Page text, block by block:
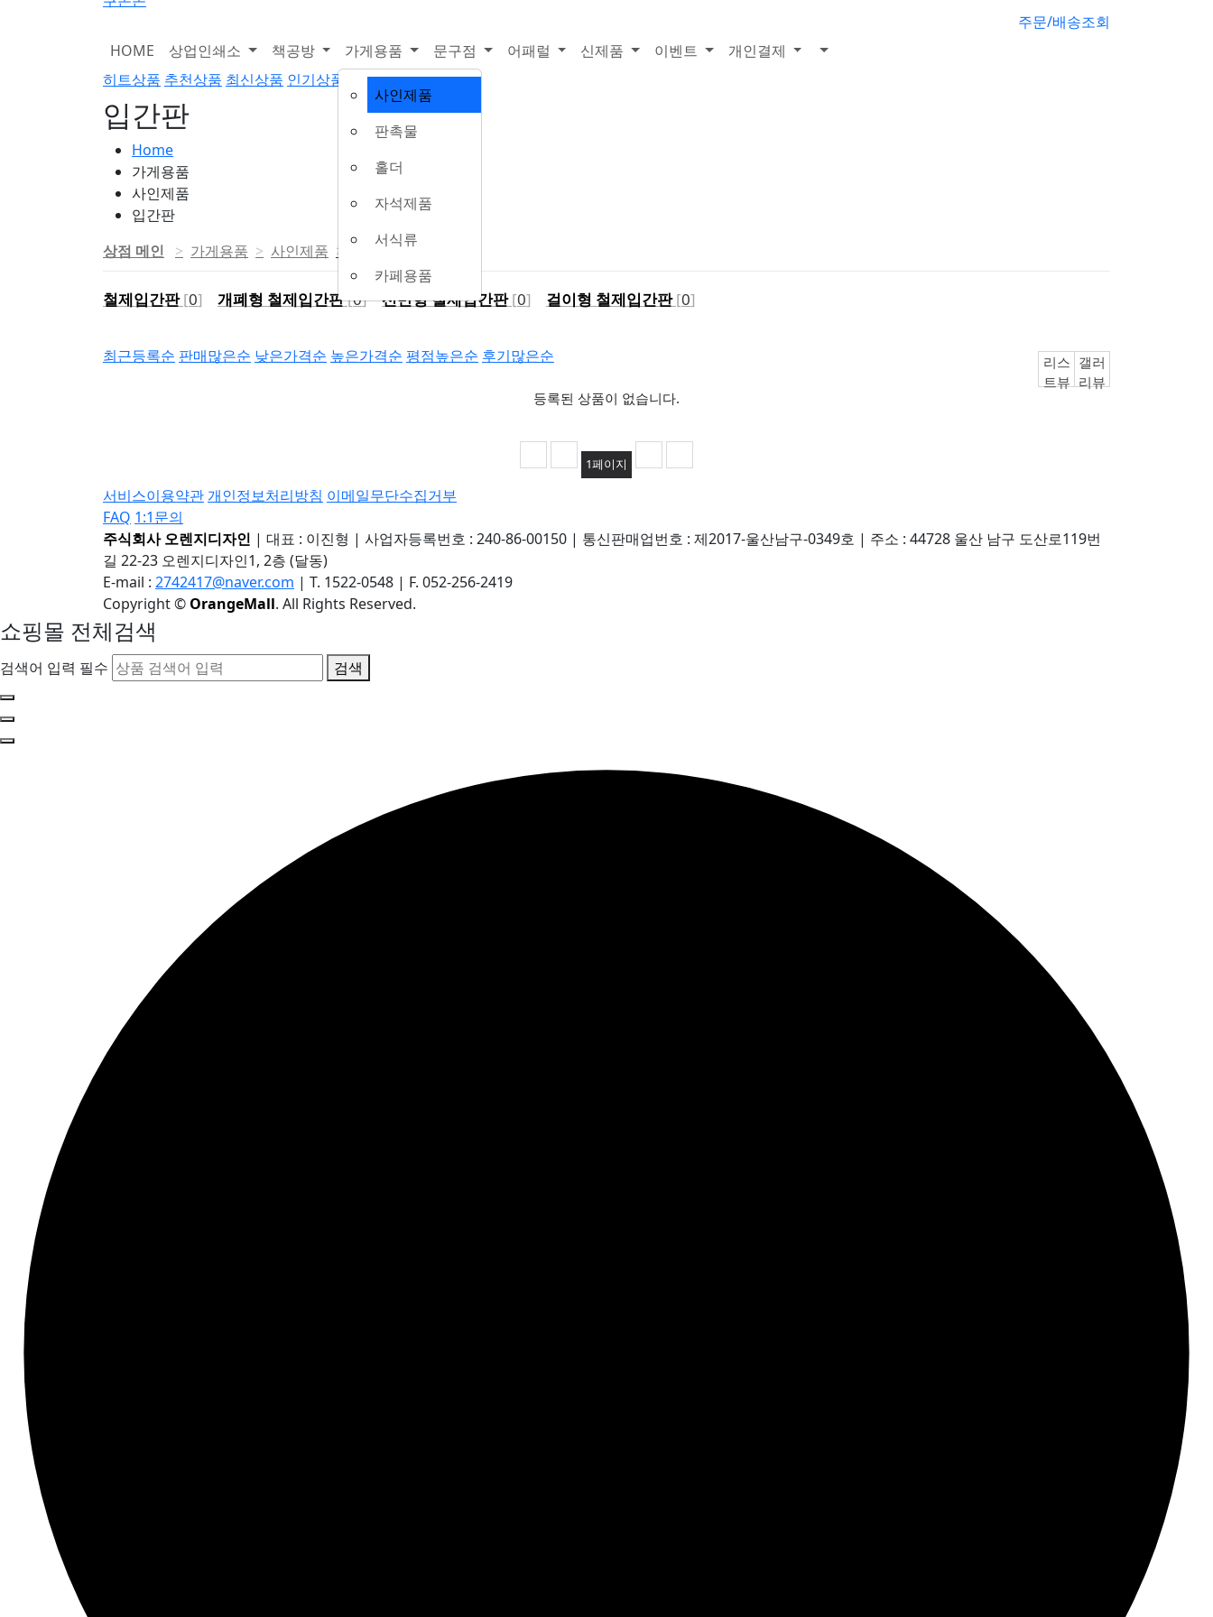
주문/배송조회
HOME
상업인쇄소 책공방 가게용품
사인제품
판촉물
홀더
자석제품
서식류
카페용품
문구점 어패럴 신제품 이벤트
개인결제
히트상품 추천상품 최신상품 인기상품 할인상품
입간판
Home
가게용품
사인제품
입간판
상점 메인
가게용품 사인제품 입간판
철제입간판[0] 개폐형 철제입간판[0] 선반형 철제입간판[0] 걸이형 철제입간판[0]
최근등록순 판매많은순 낮은가격순 높은가격순 평점높은순 후기많은순
리스
트뷰
갤러
리뷰
등록된 상품이 없습니다.
1페이지
서비스이용약관 개인정보처리방침 이메일무단수집거부
FAQ 1:1문의
주식회사 오렌지디자인 | 대표 : 이진형 | 사업자등록번호 : 240-86-00150 | 통신판매업번호 : 제2017-울산남구-0349호 | 주소 : 44728 울산 남구 도산로119번
길 22-23 오렌지디자인1, 2층 (달동)
E-mail : 2742417@naver.com | T. 1522-0548 | F. 052-256-2419
Copyright© OrangeMall. All Rights Reserved.
쇼핑몰 전체검색
검색어 입력 필수 검색